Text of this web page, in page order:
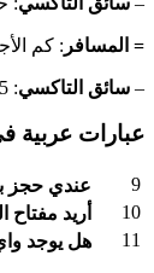
= المسافر : كم
– سائق التاكسي: 55 ريالاً فقط.
عبارات عربية
9 عندي حجز
10
أريد
11
هل يوجد